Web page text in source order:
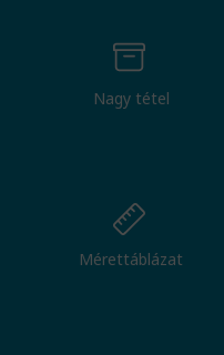
Nagy tétel
Mérettáblázat